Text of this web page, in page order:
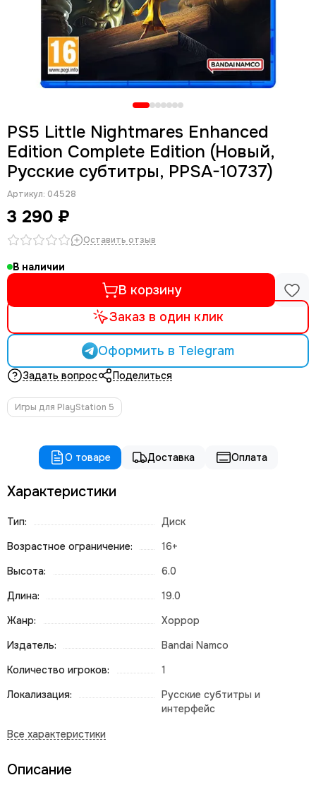
PS5 Little Nightmares Enhanced
Edition Complete Edition (Новый,
Русские субтитры, PPSA-10737)
Артикул: 04528
3 290 ₽
Оставить отзыв
В наличии
В корзину
Заказ в один клик
Оформить в Telegram
Задать вопрос Поделиться
Игры для PlayStation 5
О товаре Доставка Оплата
Характеристики
Тип:
Диск
Возрастное ограничение:
16+
Высота:
6.0
Длина:
19.0
Жанр:
Хоррор
Издатель:
Bandai Namco
Количество игроков:
1
Локализация:
Русские субтитры и
интерфейс
Описание